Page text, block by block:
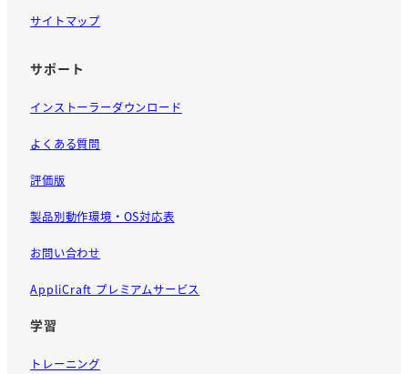
サイトマップ
サポート
インストーラーダウンロード
よくある質問
評価版
製品別動作環境・OS対応表
お問い合わせ
AppliCraft プレミアムサービス
学習
トレーニング